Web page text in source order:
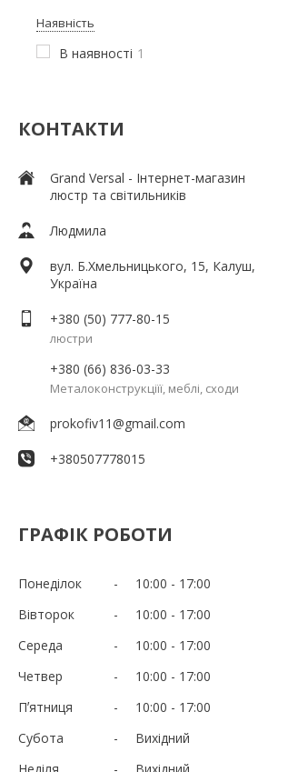
Наявність
В наявності 1
КОНТАКТИ
Grand Versal - Інтернет-магазин
люстр та світильників
Людмила
вул. Б.Хмельницького, 15, Калуш,
Україна
+380 (50) 777-80-15
люстри
+380 (66) 836-03-33
Металоконструкціїї, меблі, сходи
prokofiv11@gmail.com
+380507778015
ГРАФІК РОБОТИ
Понеділок 10:00
17:00
Вівторок
10:00
17:00
Середа
10:00
17:00
Четвер
10:00
17:00
Пʼятниця
10:00
17:00
Субота
Вихідний
Неділя
Вихідний